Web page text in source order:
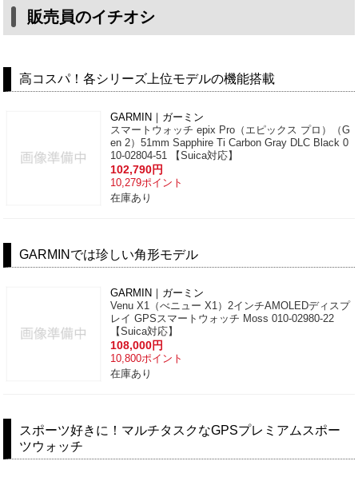
販売員のイチオシ
高コスパ！各シリーズ上位モデルの機能搭載
GARMIN｜ガーミン
スマートウォッチ epix Pro（エピックス プロ）（G
en 2）51mm Sapphire Ti Carbon Gray DLC Black 0
10-02804-51 【Suica対応】
102,790円
10,279ポイント
在庫あり
GARMINでは珍しい角形モデル
GARMIN｜ガーミン
Venu X1（べニュー X1）2インチAMOLEDディスプ
レイ GPSスマートウォッチ Moss 010-02980-22
【Suica対応】
108,000円
10,800ポイント
在庫あり
スポーツ好きに！マルチタスクなGPSプレミアムスポー
ツウォッチ